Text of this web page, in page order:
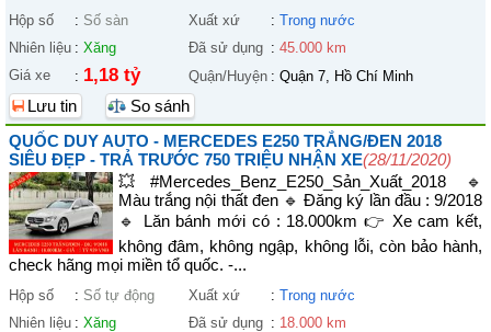
Hộp số : Số sàn Xuất xứ : Trong nước
Nhiên liệu : Xăng Đã sử dụng : 45.000 km
Giá xe
: 1,18 tỷ Quận/Huyện : Quận 7, Hồ Chí Minh
Lưu tin
So sánh
QUỐC DUY AUTO - MERCEDES E250 TRẮNG/ĐEN 2018
SIÊU ĐẸP - TRẢ TRƯỚC 750 TRIỆU NHẬN XE(28/11/2020)
💥#Mercedes_Benz_E250_Sản_Xuất_2018 🔹
Màu trắng nội thất đen 🔹 Đăng ký lần đầu : 9/2018
🔹 Lăn bánh mới có : 18.000km 👉 Xe cam kết,
không đâm, không ngập, không lỗi, còn bảo hành,
check hãng mọi miền tổ quốc. -...
Hộp số : Số tự động Xuất xứ : Trong nước
Nhiên liệu : Xăng Đã sử dụng : 18.000 km